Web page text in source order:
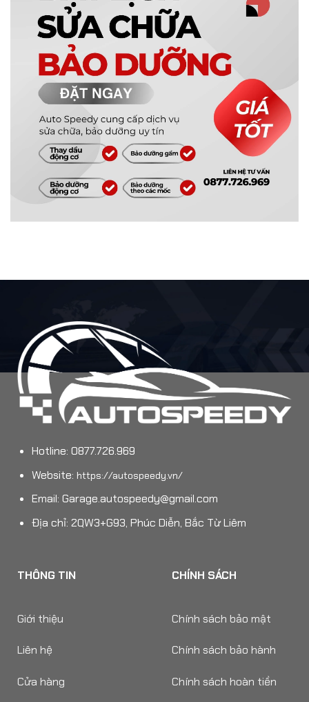
Hotline: 0877.726.969
Website: https://autospeedy.vn/
Email: Garage.autospeedy@gmail.com
Địa chỉ: 2QW3+G93, Phúc Diễn, Bắc Từ Liêm
THÔNG TIN
Giới thiệu
Liên hệ
Cửa hàng
CHÍNH SÁCH
Chính sách bảo mật
Chính sách bảo hành
Chính sách hoàn tiền